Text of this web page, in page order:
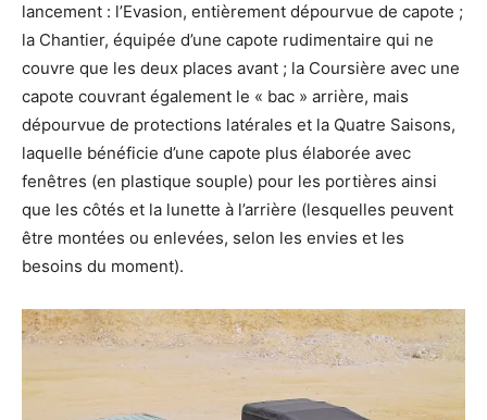
lancement : l’Evasion, entièrement dépourvue de capote ;
la Chantier, équipée d’une capote rudimentaire qui ne
couvre que les deux places avant ; la Coursière avec une
capote couvrant également le « bac » arrière, mais
dépourvue de protections latérales et la Quatre Saisons,
laquelle bénéficie d’une capote plus élaborée avec
fenêtres (en plastique souple) pour les portières ainsi
que les côtés et la lunette à l’arrière (lesquelles peuvent
être montées ou enlevées, selon les envies et les
besoins du moment).